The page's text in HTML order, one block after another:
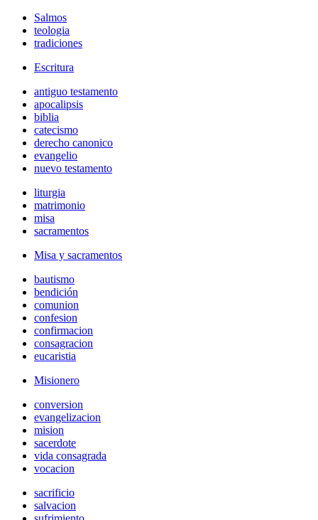
Salmos
teologia
tradiciones
Escritura
antiguo testamento
apocalipsis
biblia
catecismo
derecho canonico
evangelio
nuevo testamento
liturgia
matrimonio
misa
sacramentos
Misa y sacramentos
bautismo
bendición
comunion
confesion
confirmacion
consagracion
eucaristia
Misionero
conversion
evangelizacion
mision
sacerdote
vida consagrada
vocacion
sacrificio
salvacion